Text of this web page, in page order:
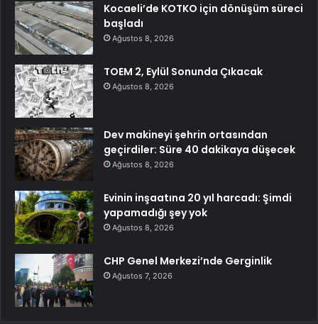
Kocaeli’de KOTKO için dönüşüm süreci
başladı
Ağustos 8, 2026
TOEM 2, Eylül Sonunda Çıkacak
Ağustos 8, 2026
Dev makineyi şehrin ortasından
geçirdiler: Süre 40 dakikaya düşecek
Ağustos 8, 2026
Evinin inşaatına 20 yıl harcadı: Şimdi
yapamadığı şey yok
Ağustos 8, 2026
CHP Genel Merkezi’nde Gerginlik
Ağustos 7, 2026